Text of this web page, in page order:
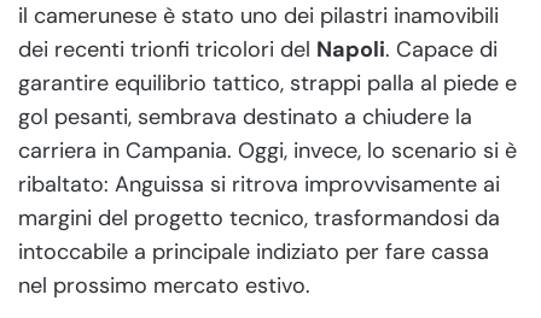
il camerunese è stato uno dei pilastri inamovibili
dei recenti trionfi tricolori del Napoli. Capace di
garantire equilibrio tattico, strappi palla al piede e
gol pesanti, sembrava destinato a chiudere la
carriera in Campania. Oggi, invece, lo scenario si è
ribaltato: Anguissa si ritrova improvvisamente ai
margini del progetto tecnico, trasformandosi da
intoccabile a principale indiziato per fare cassa
nel prossimo mercato estivo.